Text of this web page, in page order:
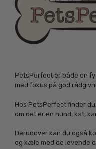
PetsPerfect er både en
med fokus på god
Hos PetsPerfect finder
om det er en hund, kat,
Derudover kan du også
og kæle med de levende